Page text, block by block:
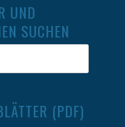
UND
SUCHEN
(PDF)